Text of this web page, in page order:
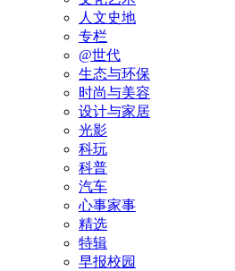
人文史地
专栏
@世代
生态与环保
时尚与美容
设计与家居
光影
科玩
科普
汽车
心事家事
精选
特辑
早报校园